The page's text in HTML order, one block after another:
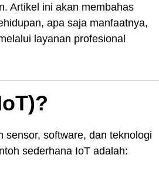
Artikel ini akan membahas
apa saja manfaatnya,
layanan profesional
sensor, software, dan teknologi
sederhana IoT adalah: